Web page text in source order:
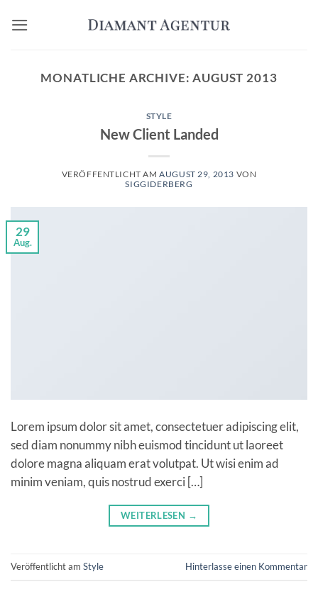
Inhalt
MONATLICHE ARCHIVE:AUGUST 2013
STYLE
New Client Landed
VERÖFFENTLICHT AMAUGUST 29, 2013 VON
SIGGIDERBERG
29
Aug.
Lorem ipsum dolor sit amet, consectetuer adipiscing elit,
sed diam nonummy nibh euismod tincidunt ut laoreet
dolore magna aliquam erat volutpat. Ut wisi enim ad
minim veniam, quis nostrud exerci […]
WEITERLESEN →
Veröffentlicht am Style Hinterlasse einen Kommentar